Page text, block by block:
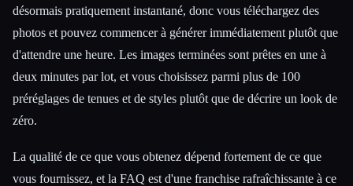
désormais pratiquement instantané, donc vous téléchargez des
photos et pouvez commencer à générer immédiatement plutôt que
d'attendre une heure. Les images terminées sont prêtes en une à
deux minutes par lot, et vous choisissez parmi plus de 100
préréglages de tenues et de styles plutôt que de décrire un look de
zéro.
La qualité de ce que vous obtenez dépend fortement de ce que
vous fournissez, et la FAQ est d'une franchise rafraîchissante à ce